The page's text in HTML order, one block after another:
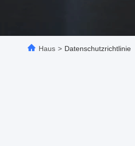
Haus > Datenschutzrichtlinie